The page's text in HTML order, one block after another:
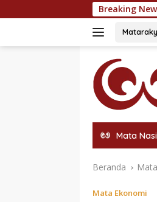
ke
Breaking
PTPN
Mata
Beranda
Mata Ekonomi